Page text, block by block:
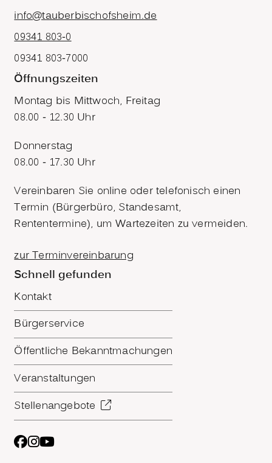
info@tauberbischofsheim.de
09341 803-0
09341 803-7000
Öffnungszeiten
Montag bis Mittwoch, Freitag
08.00 - 12.30 Uhr
Donnerstag
08.00 - 17.30 Uhr
Vereinbaren Sie online oder telefonisch einen
Termin (Bürgerbüro, Standesamt,
Rententermine), um Wartezeiten zu vermeiden.
zur Terminvereinbarung
Schnell gefunden
Kontakt
Bürgerservice
Öffentliche Bekanntmachungen
Veranstaltungen
Stellenangebote